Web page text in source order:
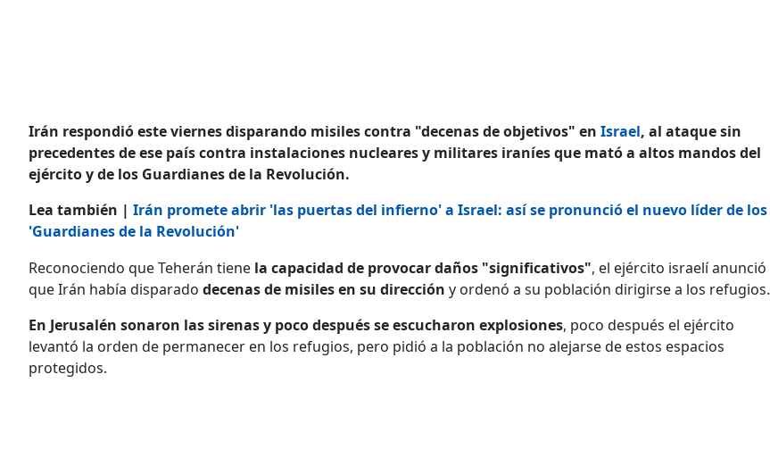
Irán respondió este viernes disparando misiles contra "decenas de objetivos" en Israel, al ataque sin
precedentes de ese país contra instalaciones nucleares y militares iraníes que mató a altos mandos del
ejército y de los Guardianes de la Revolución.
Lea también | Irán promete abrir 'las puertas del infierno' a Israel: así se pronunció el nuevo líder de los
'Guardianes de la Revolución'
Reconociendo que Teherán tiene la capacidad de provocar daños "significativos", el ejército israelí anunció
que Irán había disparado decenas de misiles en su dirección y ordenó a su población dirigirse a los refugios.
En Jerusalén sonaron las sirenas y poco después se escucharon explosiones, poco después el ejército
levantó la orden de permanecer en los refugios, pero pidió a la población no alejarse de estos espacios
protegidos.